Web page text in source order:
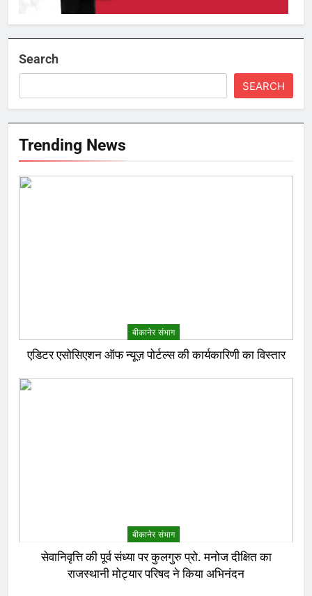
Search
SEARCH
Trending News
बीकानेर संभाग
एडिटर एसोसिएशन ऑफ न्यूज़ पोर्टल्स की कार्यकारिणी का विस्तार
बीकानेर संभाग
सेवानिवृत्ति की पूर्व संध्या पर कुलगुरु प्रो. मनोज दीक्षित का
राजस्थानी मोट्यार परिषद ने किया अभिनंदन